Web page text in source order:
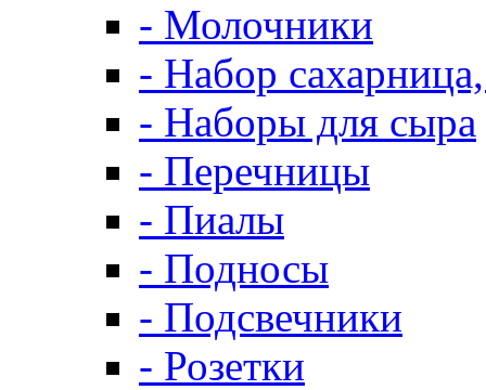
- Молочники
- Набор
- Наборы для сыра
- Перечницы
- Пиалы
- Подносы
- Подсвечники
- Розетки